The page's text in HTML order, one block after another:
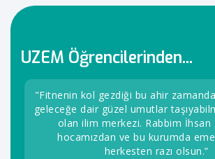
UZEM Öğrencilerinden...
"Fitnenin kol gezdiği bu ahir
geleceğe dair güzel umutlar
olan ilim merkezi. Rabbim İhsan
hocamızdan ve bu kurumda
herkesten razı olsun.”